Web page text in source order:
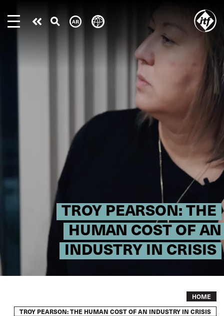
main
TROY PEARSON: THE
HUMAN COST OF AN
INDUSTRY IN CRISIS
Take
action
Breadcrumb
HOME
TROY PEARSON: THE HUMAN COST OF AN INDUSTRY IN CRISIS